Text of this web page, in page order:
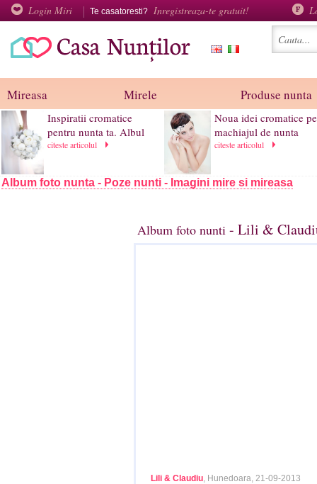
Login Miri Te casatoresti? Inregistreaza-te gratuit!
Mireasa Mirele Produse nunta
Inspiratii cromatice
pentru nunta ta. Albul
citeste articolul
Noua idei cromatice
machiajul de nunta
citeste articolul
Album foto nunta - Poze nunti - Imagini mire si mireasa
Album foto nunti - Lili &
Lili & Claudiu, Hunedoara, 21-09-2013